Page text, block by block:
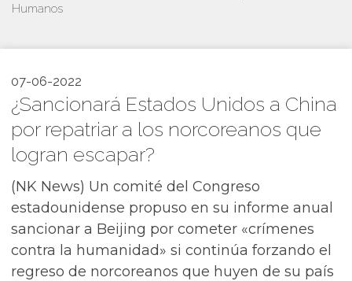
Humanos
07-06-2022
¿Sancionará Estados Unidos a China
por repatriar a los norcoreanos que
logran escapar?
(NK News) Un comité del Congreso
estadounidense propuso en su informe anual
sancionar a Beijing por cometer «crímenes
contra la humanidad» si continúa forzando el
regreso de norcoreanos que huyen de su país